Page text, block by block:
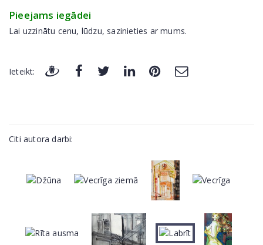
Pieejams iegādei
Lai uzzinātu cenu, lūdzu, sazinieties ar mums.
Ieteikt:
Citi autora darbi: